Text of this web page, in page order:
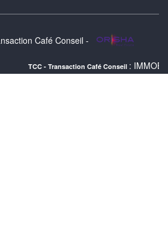
Café Conseil -
- Transaction Café Conseil: IMMOBILIER